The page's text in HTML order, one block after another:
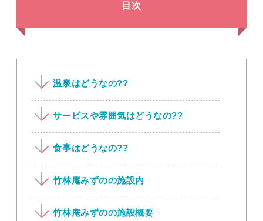
目次
温泉はどうなの??
サービスや雰囲気はどうなの??
食事はどうなの??
竹林庵みずのの施設内
竹林庵みずのの施設概要